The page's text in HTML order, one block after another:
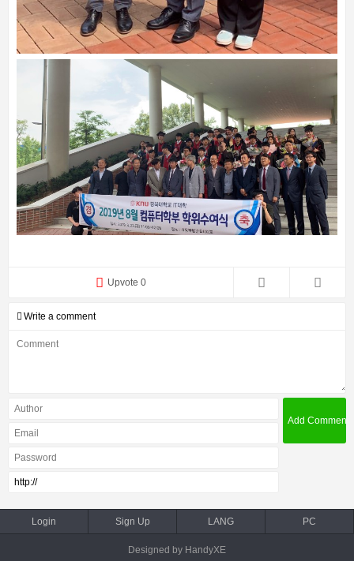
Upvote 0
Write a comment
Login Sign Up LANG PC
Designed by HandyXE